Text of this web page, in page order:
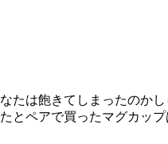
たは飽きてしまったのか
とペアで買ったマグカッ